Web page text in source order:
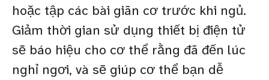
hoặc tập các bài giãn cơ trước khi ngủ.
Giảm thời gian sử dụng thiết bị điện tử
sẽ báo hiệu cho cơ thể rằng đã đến lúc
nghỉ ngơi, và sẽ giúp cơ thể bạn dễ